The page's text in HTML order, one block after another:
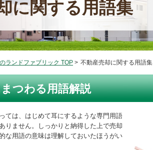
に関する用語集
ランドファブリック TOP > 不動産売却に関する用語集
つわる用語解説
ては、はじめて耳にするような専門用語
りません。しっかりと納得した上で売却
な用語の意味は理解しておいたほうがい